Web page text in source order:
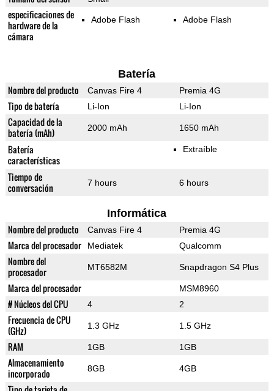
especificaciones de
hardware de la
cámara
Adobe Flash Adobe Flash
Batería
Nombre del producto Canvas Fire 4 Premia 4G
Tipo de batería Li-Ion Li-Ion
Capacidad de la
batería (mAh)
2000 mAh 1650 mAh
Batería
características
Extraíble
Tiempo de
conversación
7 hours 6 hours
Informática
Nombre del producto Canvas Fire 4 Premia 4G
Marca del procesador Mediatek Qualcomm
Nombre del
procesador
MT6582M Snapdragon S4 Plus
Marca del procesador MSM8960
# Núcleos del CPU 4 2
Frecuencia de CPU
(GHz)
1.3 GHz 1.5 GHz
RAM 1GB 1GB
Almacenamiento
incorporado
8GB 4GB